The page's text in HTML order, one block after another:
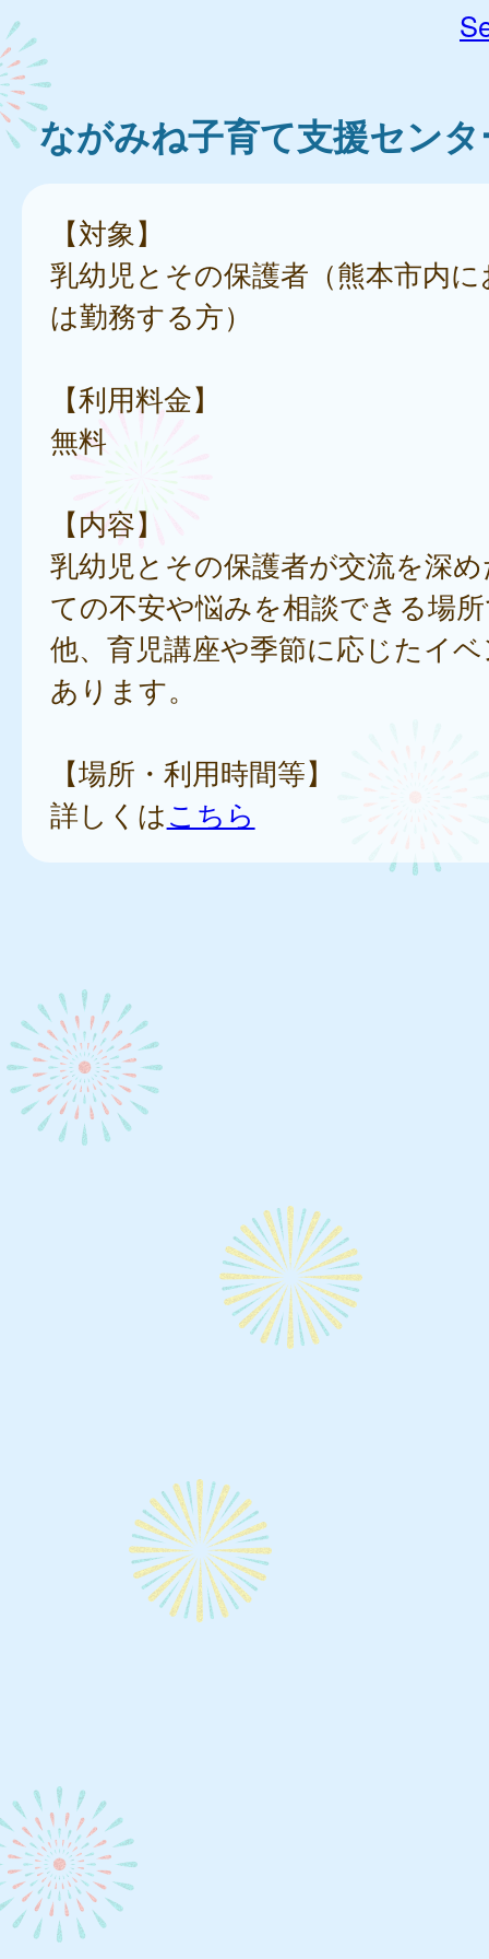
ながみね子育て支援セン
【対象】
乳幼児とその保護者（熊本市内
は勤務する方）
【利用料金】
無料
【内容】
乳幼児とその保護者が交流を深
ての不安や悩みを相談できる場
他、育児講座や季節に応じたイ
あります。
【場所・利用時間等】
詳しくはこちら